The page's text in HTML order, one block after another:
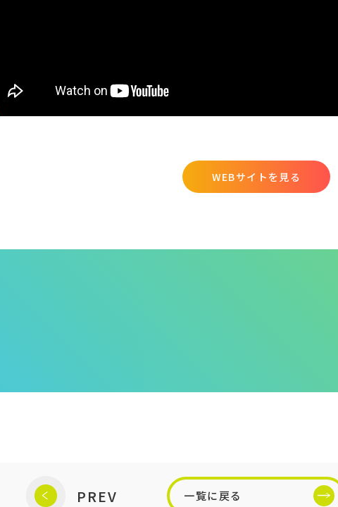
WEBサイトを見る
PREV 一覧に戻る